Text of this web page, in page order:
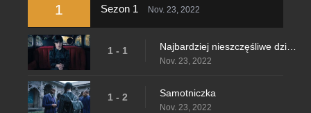
1 Sezon 1 Nov. 23, 2022
1 - 1
Nov. 23, 2022
1 - 2 Samotniczka
Nov. 23, 2022